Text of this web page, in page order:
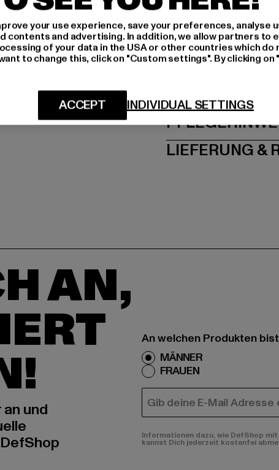
Art.Nr: JLTT215T-
Hersteller: TB
Dr.-Robert-Murjahn-
GRÖSSE
LIEFERUNG &
AN,
und
An welchen Produkten
MÄNNER
FRAUEN
E-MAIL
Informationen dazu, wie DefShop
kannst Dich jederzeit kostenfei
your use experience, save your preferences, analyse
contents and advertising. In addition, we allow partners to
of your data in the USA or other countries which do
to change this, click on "Custom settings". By clicking
INDIVIDUAL SETTINGS
ACCEPT